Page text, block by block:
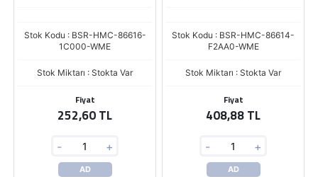
Stok Kodu : BSR-HMC-86616-
1C000-WME
Stok Miktarı : Stokta Var
Fiyat
252,60 TL
- +
AD
Stok Kodu : BSR-HMC-86614-
F2AA0-WME
Stok Miktarı : Stokta Var
Fiyat
408,88 TL
- +
AD